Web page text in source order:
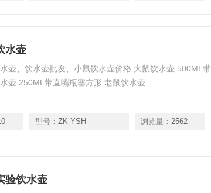
水壶
壶、饮水壶批发、小鼠饮水壶价格 大鼠饮水壶 500ML带
壶 250ML带直嘴瓶塞方形 老鼠饮水壶
型号： ZK-YSH 浏览量： 2562
验饮水壶